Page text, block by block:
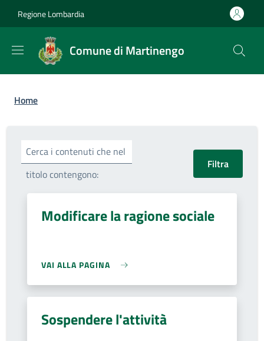
Regione Lombardia
Comune di Martinengo
Briciole di pane
Home
Cerca i contenuti che nel
titolo contengono:
Modificare la ragione sociale
VAI ALLA PAGINA
Sospendere l'attività